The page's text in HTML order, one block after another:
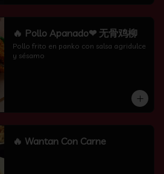
🔥 Pollo Apanado❤ 无骨鸡柳
Pollo frito en panko con salsa agridulce
y sésamo
🔥 Wantan Con Carne